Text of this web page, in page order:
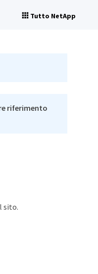
Tutto NetApp
riferimento
sito.